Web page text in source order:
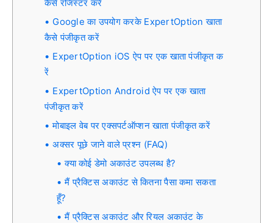
कैसे रजिस्टर करें
Google का उपयोग करके ExpertOption खाता
कैसे पंजीकृत करें
ExpertOption iOS ऐप पर एक खाता पंजीकृत क
रें
ExpertOption Android ऐप पर एक खाता
पंजीकृत करें
मोबाइल वेब पर एक्सपर्टऑप्शन खाता पंजीकृत करें
अक्सर पूछे जाने वाले प्रश्न (FAQ)
क्या कोई डेमो अकाउंट उपलब्ध है?
मैं प्रैक्टिस अकाउंट से कितना पैसा कमा सकता
हूँ?
मैं प्रैक्टिस अकाउंट और रियल अकाउंट के